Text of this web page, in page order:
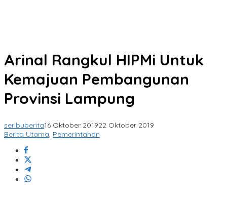
Arinal Rangkul HIPMi Untuk
Kemajuan Pembangunan
Provinsi Lampung
seribuberita16 Oktober 201922 Oktober 2019
Berita Utama, Pemerintahan